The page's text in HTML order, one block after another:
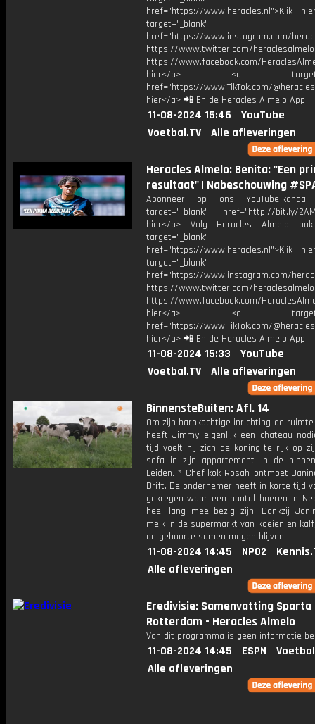
href="https://www.heracles.nl">Klik
target="_blank"
href="https://www.instagram.com/
https://www.twitter.com/heraclesalmelo
https://www.facebook.com/
hier</a> <a
href="https://www.TikTok.com/
hier</a> 📲 En de Heracles Almelo App
11-08-2024 15:46
YouTube
Voetbal.TV
Alle afleveringen
Heracles Almelo: Benita: "Een
resultaat" | Nabeschouwing
Abonneer op ons YouTube-
target="_blank" href="http://bit.ly/
hier</a> Volg Heracles Almelo
target="_blank"
href="https://www.heracles.nl">Klik
target="_blank"
href="https://www.instagram.com/
https://www.twitter.com/heraclesalmelo
https://www.facebook.com/
hier</a> <a
href="https://www.TikTok.com/
hier</a> 📲 En de Heracles Almelo App
11-08-2024 15:33
YouTube
Voetbal.TV
Alle afleveringen
BinnensteBuiten: Afl. 14
Om zijn barokachtige inrichting de
heeft Jimmy eigenlijk een chateau
tijd voelt hij zich de koning te rijk op
sofa in zijn appartement in de
Leiden. * Chef-kok Rosah ontmoet
Drift. De ondernemer heeft in korte tijd
gekregen waar een aantal boeren in
heel lang mee bezig zijn. Dankzij
melk in de supermarkt van koeien en
de geboorte samen mogen blijven.
11-08-2024 14:45 NPO2
Alle afleveringen
Eredivisie: Samenvatting Sparta
Rotterdam - Heracles Almelo
Van dit programma is geen informatie
11-08-2024 14:45 ESPN
Alle afleveringen